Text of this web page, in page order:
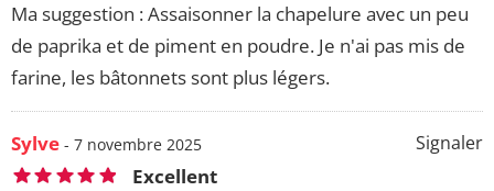
Ma suggestion : Assaisonner la chapelure avec un peu
de paprika et de piment en poudre. Je n'ai pas mis de
farine, les bâtonnets sont plus légers.
Signaler
Sylve - 7 novembre 2025
Excellent